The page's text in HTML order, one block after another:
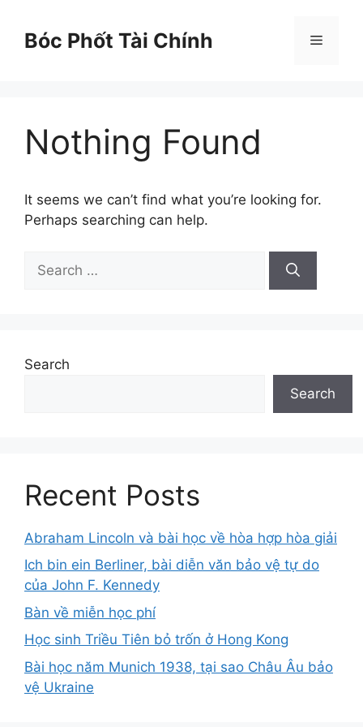
contentBóc Phốt Tài Chính Menu
Nothing Found
It seems we can’t find what you’re looking for.
Perhaps searching can help.
for:
Search
Search
Recent Posts
Abraham Lincoln và bài học về hòa hợp hòa giải
Ich bin ein Berliner, bài diễn văn bảo vệ tự do
của John F. Kennedy
Bàn về miễn học phí
Học sinh Triều Tiên bỏ trốn ở Hong Kong
Bài học năm Munich 1938, tại sao Châu Âu bảo
vệ Ukraine